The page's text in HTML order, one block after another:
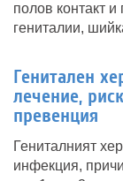
полов контакт
гениталии,
Генитален
лечение,
превенция
Гениталният
инфекция,